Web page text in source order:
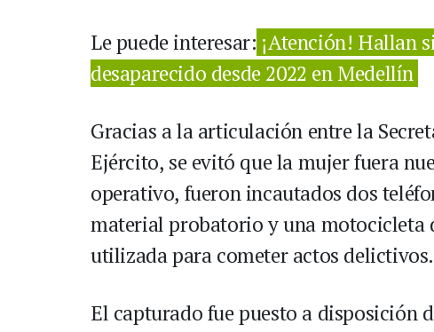
Le puede interesar: ¡Atención! Hallan
desaparecido desde 2022 en Medellín
Gracias a la articulación entre la
Ejército, se evitó que la mujer fuera
operativo, fueron incautados dos
material probatorio y una motocicleta
utilizada para cometer actos delictivos.
El capturado fue puesto a disposición